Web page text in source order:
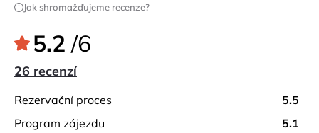
Jak shromažďujeme recenze?
5.2 /6
26 recenzí
rezervační proces
5.5
program zájezdu
5.1